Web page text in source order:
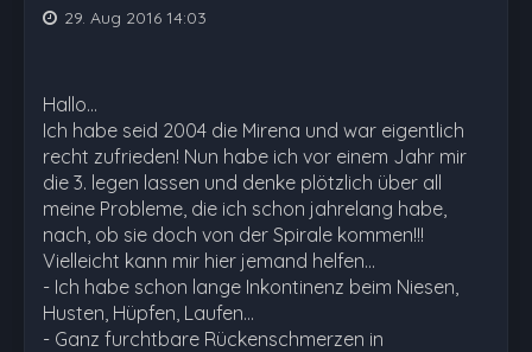
29. Aug 2016 14:03
Hallo...
Ich habe seid 2004 die Mirena und war eigentlich
recht zufrieden! Nun habe ich vor einem Jahr mir
die 3. legen lassen und denke plötzlich über all
meine Probleme, die ich schon jahrelang habe,
nach, ob sie doch von der Spirale kommen!!!
Vielleicht kann mir hier jemand helfen...
- Ich habe schon lange Inkontinenz beim Niesen,
Husten, Hüpfen, Laufen...
- Ganz furchtbare Rückenschmerzen in